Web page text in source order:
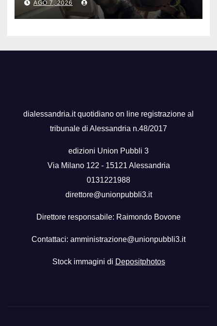
AGO 7, 2026
dialessandria.it quotidiano on line registrazione al
tribunale di Alessandria n.48/2017
edizioni Union Pubbli 3
Via Milano 122 - 15121 Alessandria
0131221988
direttore@unionpubbli3.it
Direttore responsabile: Raimondo Bovone
Contattaci: amministrazione@unionpubbli3.it
Stock immagini di Depositphotos